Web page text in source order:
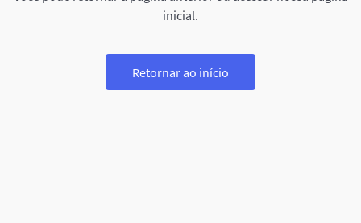
inicial.
Retornar ao início